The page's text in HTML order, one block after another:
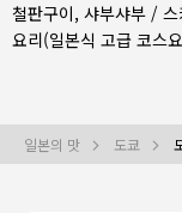
철판구이, 샤부샤부 / 스
요리(일본식 고급 코스
일본의 맛 도쿄